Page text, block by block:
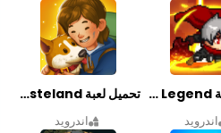
تحميل لعبة Slayer Legend مهكرة أخر إصدار
اندرويد
تحميل لعبة Merge Survival : Wasteland مهكرة أخر إصدار
اندرويد